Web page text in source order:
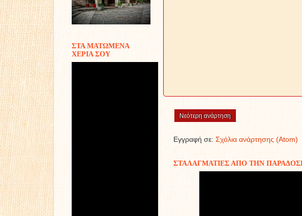
Νεότερη ανάρτηση
Εγγραφή σε: Σχόλια ανάρτησης (Atom)
ΣΤΑΛΑΓΜΑΤΙΕΣ ΑΠΟ ΤΗΝ
ΣΤΑ ΜΑΤΩΜΕΝΑ
ΧΕΡΙΑ ΣΟΥ